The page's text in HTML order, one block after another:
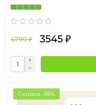
4790 ₽ 3545 ₽
Скидка -39%